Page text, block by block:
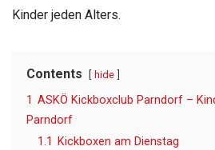
Kinder jeden Alters.
Contents hide
1 ASKÖ Kickboxclub Parndorf –
Parndorf
1.1
Kickboxen am Dienstag